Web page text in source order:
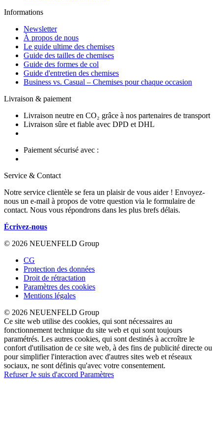
Informations
Newsletter
À propos de nous
Le guide ultime des chemises
Guide des tailles de chemises
Guide des formes de col
Guide d'entretien des chemises
Business vs. Casual – Chemises pour chaque occasion
Livraison & paiement
Livraison neutre en CO₂ grâce à nos partenaires de transport
Livraison sûre et fiable avec DPD et DHL
Paiement sécurisé avec :
Service & Contact
Notre service clientèle se fera un plaisir de vous aider ! Envoyez-
nous un e-mail à propos de votre question via le formulaire de
contact. Nous vous répondrons dans les plus brefs délais.
Écrivez-nous
© 2026 NEUENFELD Group
CG
Protection des données
Droit de rétractation
Paramètres des cookies
Mentions légales
© 2026 NEUENFELD Group
Ce site web utilise des cookies, qui sont nécessaires au
fonctionnement technique du site web et qui sont toujours
paramétrés. Les autres cookies, qui sont destinés à accroître le
confort d'utilisation de ce site web, à des fins de publicité directe ou
pour simplifier l'interaction avec d'autres sites web et réseaux
sociaux, ne sont définis qu'avec votre consentement.
RefuserJe suis d'accord Paramètres